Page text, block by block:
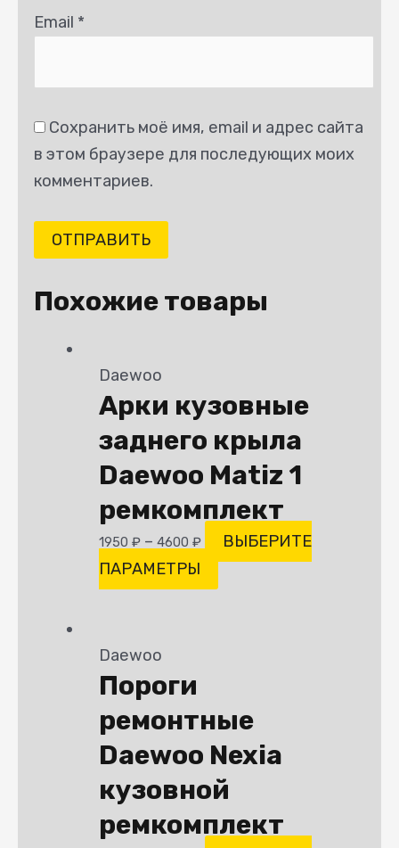
Email *
Сохранить моё имя, email и адрес сайта
в этом браузере для последующих моих
комментариев.
Похожие товары
Daewoo
Арки кузовные
заднего крыла
Daewoo Matiz 1
ремкомплект
1950₽ –4600₽
ВЫБЕРИТЕ
ПАРАМЕТРЫ
Daewoo
Пороги
ремонтные
Daewoo Nexia
кузовной
ремкомплект